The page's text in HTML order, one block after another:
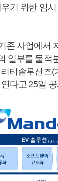
기 위한 임
존 사업에서
일부를 물적
티솔루션즈(
다고 25일